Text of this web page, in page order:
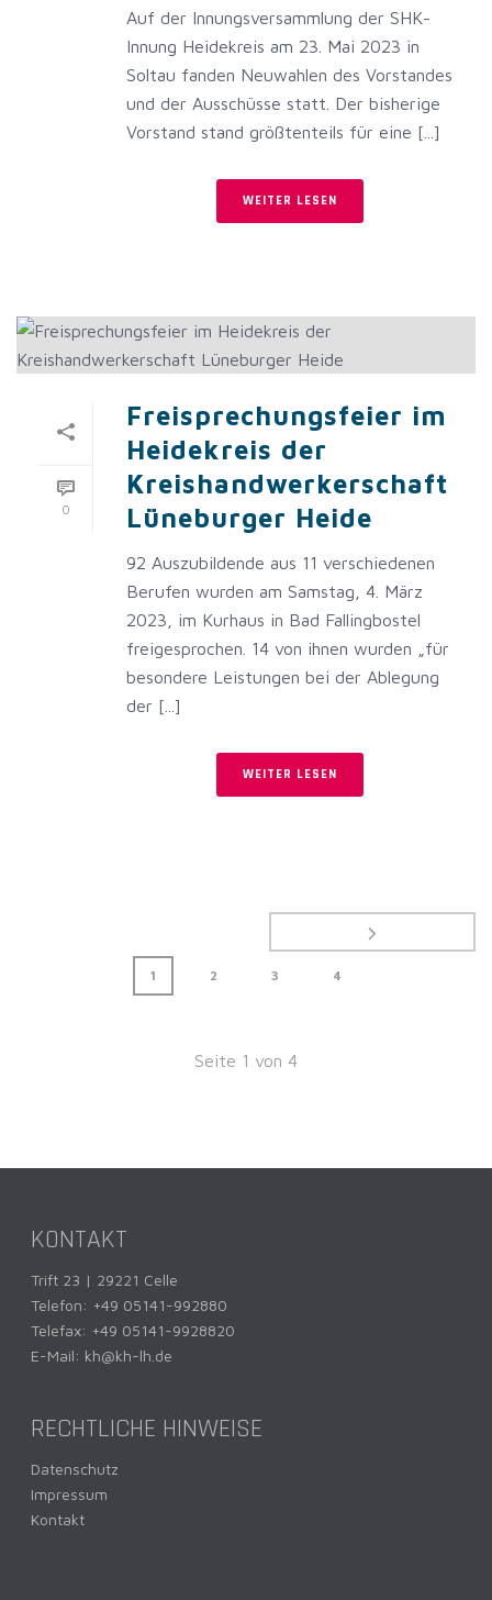
Auf der Innungsversammlung der SHK-
Innung Heidekreis am 23. Mai 2023 in
Soltau fanden Neuwahlen des Vorstandes
und der Ausschüsse statt. Der bisherige
Vorstand stand größtenteils für eine [...]
WEITER LESEN
0
Freisprechungsfeier im
Heidekreis der
Kreishandwerkerschaft
Lüneburger Heide
92 Auszubildende aus 11 verschiedenen
Berufen wurden am Samstag, 4. März
2023, im Kurhaus in Bad Fallingbostel
freigesprochen. 14 von ihnen wurden „für
besondere Leistungen bei der Ablegung
der [...]
WEITER LESEN
1 2 3 4
Seite 1 von 4
KONTAKT
Trift 23 | 29221 Celle
Telefon: +49 05141-992880
Telefax: +49 05141-9928820
E-Mail: kh@kh-lh.de
RECHTLICHE HINWEISE
Datenschutz
Impressum
Kontakt